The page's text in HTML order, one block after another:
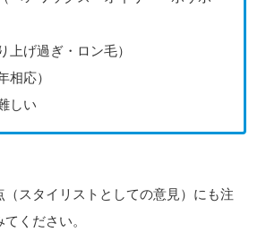
上げ過ぎ・ロン毛）
相応）
しい
（スタイリストとしての意見）にも注
ください。